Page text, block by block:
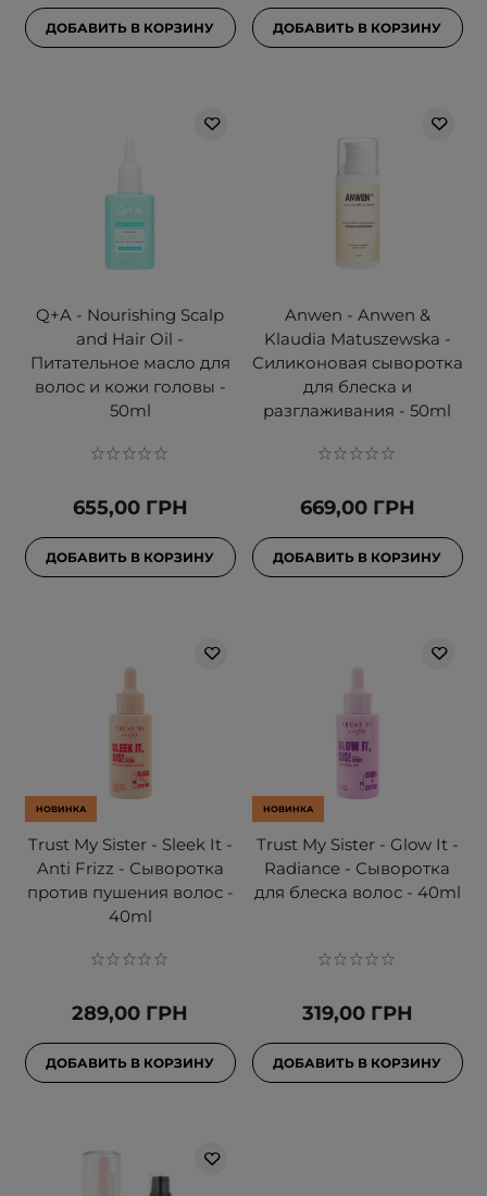
ДОБАВИТЬ В КОРЗИНУ ДОБАВИТЬ В КОРЗИНУ
Q+A - Nourishing Scalp
and Hair Oil -
Питательное масло для
волос и кожи головы -
50ml
655,00 ГРН
ДОБАВИТЬ В КОРЗИНУ
Anwen - Anwen &
Klaudia Matuszewska -
Силиконовая сыворотка
для блеска и
разглаживания - 50ml
669,00 ГРН
ДОБАВИТЬ В КОРЗИНУ
НОВИНКА
Trust My Sister - Sleek It -
Anti Frizz - Сыворотка
против пушения волос -
40ml
289,00 ГРН
ДОБАВИТЬ В КОРЗИНУ
НОВИНКА
Trust My Sister - Glow It -
Radiance - Сыворотка
для блеска волос - 40ml
319,00 ГРН
ДОБАВИТЬ В КОРЗИНУ